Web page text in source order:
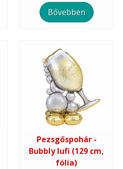
Bővebben
Pezsgőspohár -
Bubbly lufi (129 cm,
fólia)